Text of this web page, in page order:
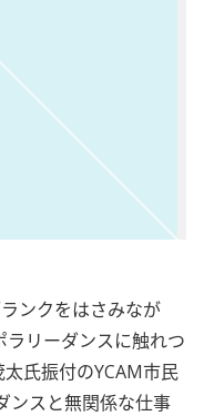
ンクをはさみなが
ラリーダンスに触れつ
氏振付のYCAM市民
ンスと無関係な仕事